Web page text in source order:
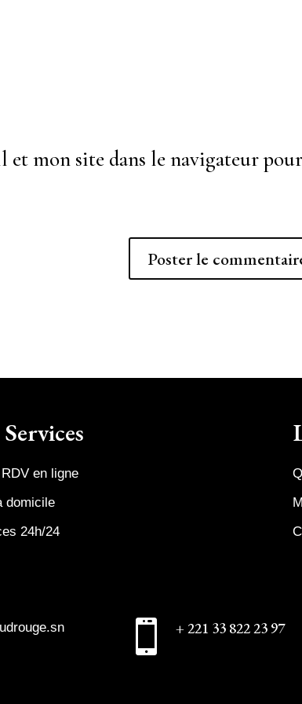
mon site dans le navigateur
en ligne
domicile
24h/24
 + 221 33 822 23 97